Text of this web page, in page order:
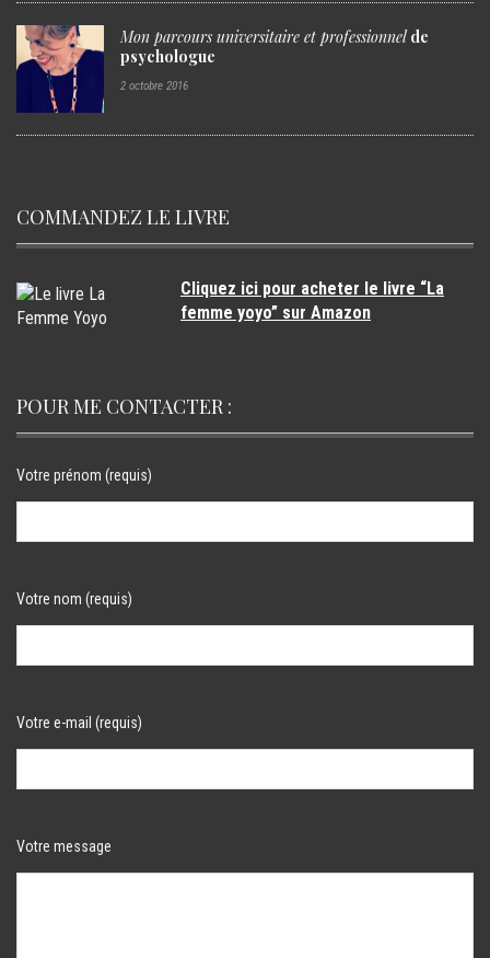
Mon parcours universitaire et professionnelde
psychologue
2 octobre 2016
COMMANDEZ LE LIVRE
Cliquez ici pour acheter le livre “La
femme yoyo” sur Amazon
POUR ME CONTACTER :
Votre prénom (requis)
Votre nom (requis)
Votre e-mail (requis)
Votre message